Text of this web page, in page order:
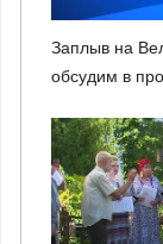
Заплыв на
обсудим в